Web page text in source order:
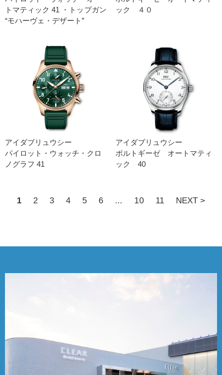
トマティック 41 ・トップガン
“モハーヴェ・デザート”
ック ４０
アイダブリュウシー
パイロット・ウォッチ・クロ
ノグラフ 41
アイダブリュウシー
ポルトギーゼ オートマティ
ック 40
1 2 3 4 5 6 ... 10 11 NEXT >